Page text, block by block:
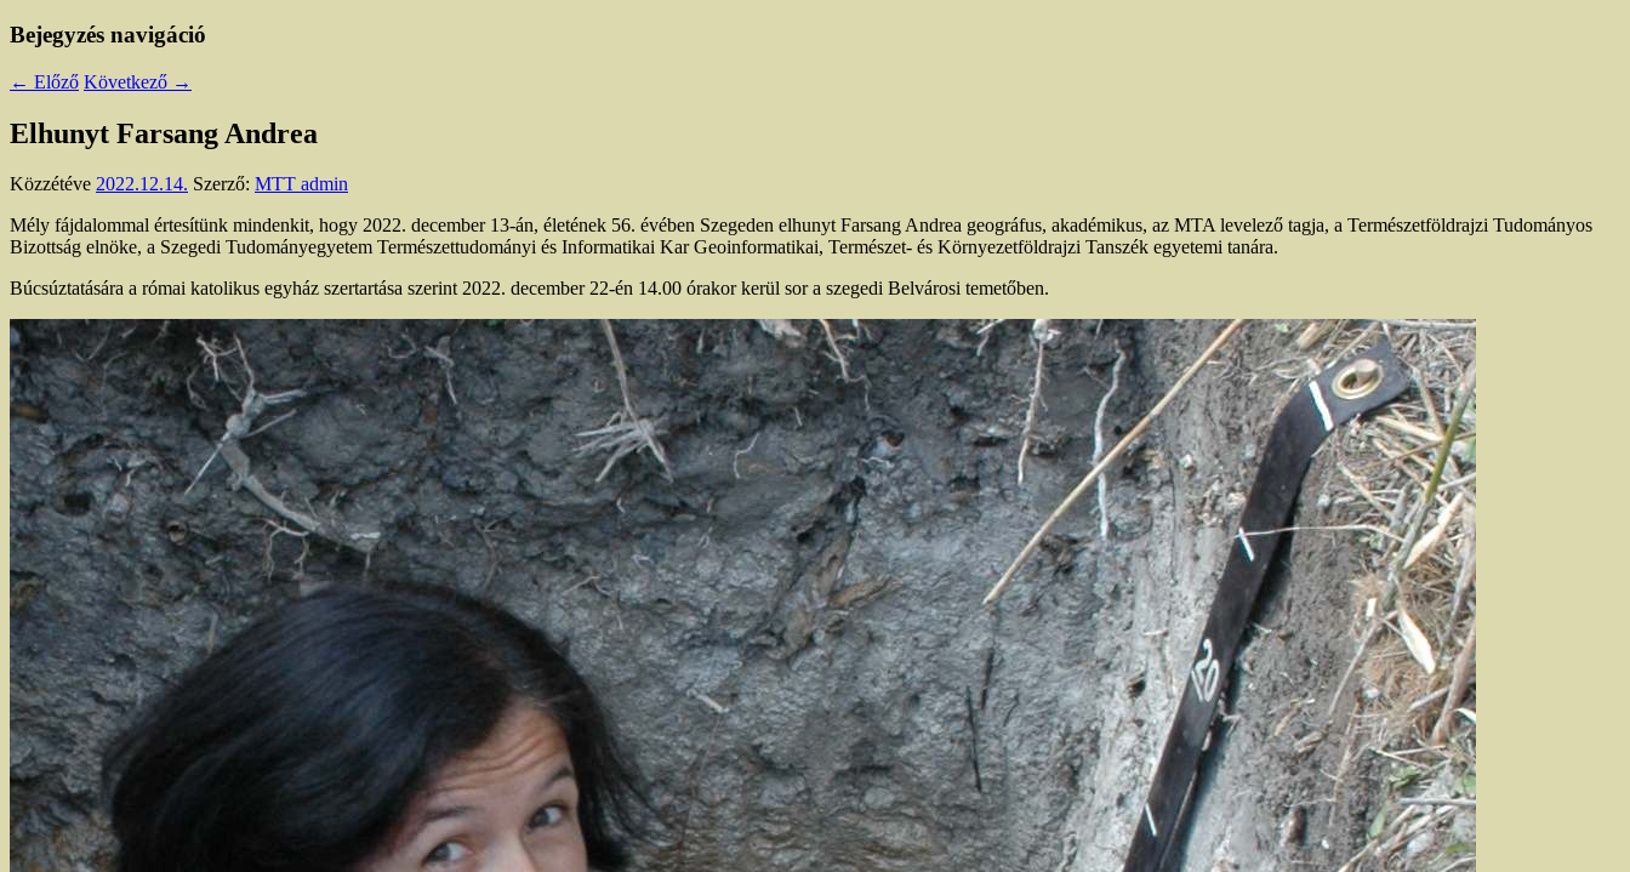
Bejegyzés navigáció
← Előző Következő →
Elhunyt Farsang Andrea
Közzétéve 2022.12.14. Szerző: MTT admin
Mély fájdalommal értesítünk mindenkit, hogy 2022. december 13-án, életének 56. évében Szegeden elhunyt Farsang Andrea geográfus, akadémikus, az MTA levelező tagja, a Természetföldrajzi Tudományos
Bizottság elnöke, a Szegedi Tudományegyetem Természettudományi és Informatikai Kar Geoinformatikai, Természet- és Környezetföldrajzi Tanszék egyetemi tanára.
Búcsúztatására a római katolikus egyház szertartása szerint 2022. december 22-én 14.00 órakor kerül sor a szegedi Belvárosi temetőben.